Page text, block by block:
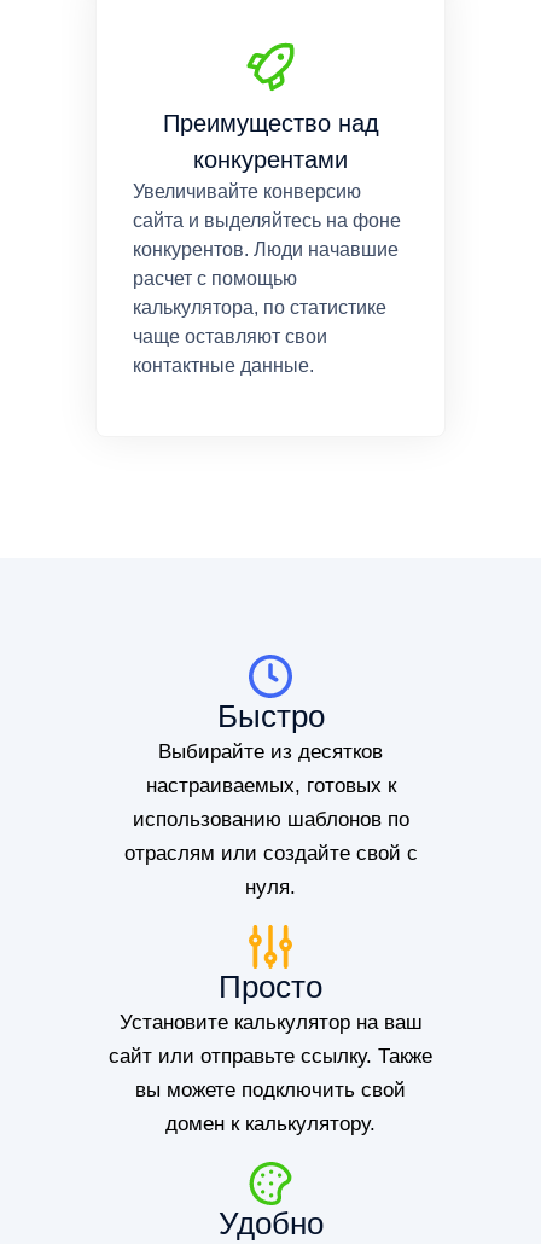
Преимущество над
конкурентами
Увеличивайте конверсию
сайта и выделяйтесь на фоне
конкурентов. Люди начавшие
расчет с помощью
калькулятора, по статистике
чаще оставляют свои
контактные данные.
Быстро
Выбирайте из десятков
настраиваемых, готовых к
использованию шаблонов по
отраслям или создайте свой с
нуля.
Просто
Установите калькулятор на ваш
сайт или отправьте ссылку. Также
вы можете подключить свой
домен к калькулятору.
Удобно